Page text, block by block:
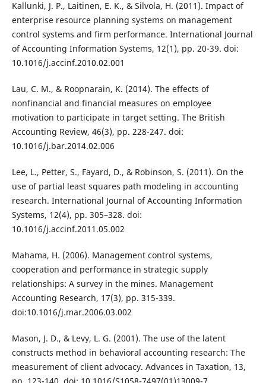
Kallunki, J. P., Laitinen, E. K., & Silvola, H. (2011). Impact of
enterprise resource planning systems on management
control systems and firm performance. International Journal
of Accounting Information Systems, 12(1), pp. 20-39. doi:
10.1016/j.accinf.2010.02.001
Lau, C. M., & Roopnarain, K. (2014). The effects of
nonfinancial and financial measures on employee
motivation to participate in target setting. The British
Accounting Review, 46(3), pp. 228-247. doi:
10.1016/j.bar.2014.02.006
Lee, L., Petter, S., Fayard, D., & Robinson, S. (2011). On the
use of partial least squares path modeling in accounting
research. International Journal of Accounting Information
Systems, 12(4), pp. 305–328. doi:
10.1016/j.accinf.2011.05.002
Mahama, H. (2006). Management control systems,
cooperation and performance in strategic supply
relationships: A survey in the mines. Management
Accounting Research, 17(3), pp. 315-339.
doi:10.1016/j.mar.2006.03.002
Mason, J. D., & Levy, L. G. (2001). The use of the latent
constructs method in behavioral accounting research: The
measurement of client advocacy. Advances in Taxation, 13,